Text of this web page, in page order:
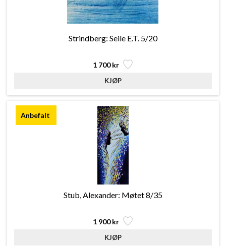
Strindberg: Seile E.T. 5/20
1 700 kr
Stub, Alexander: Møtet 8/35
1 900 kr